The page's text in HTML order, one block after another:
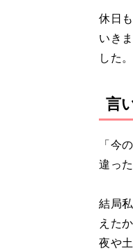
休日
いき
した。
言
「今
違っ
結局
えた
夜や